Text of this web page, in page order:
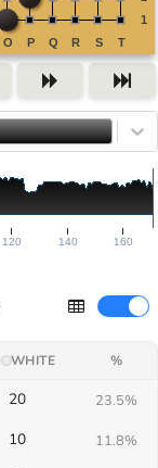
120 140 160
WHITE %
20 23.5%
10 11.8%